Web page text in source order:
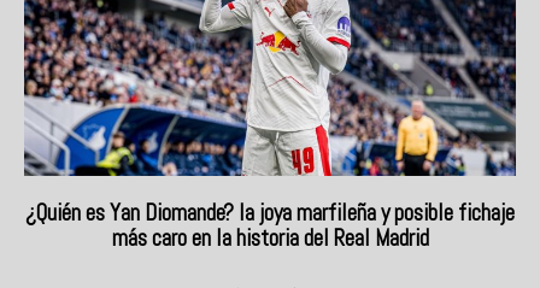
¿Quién es Yan Diomande? la joya marfileña y posible fichaje
más caro en la historia del Real Madrid